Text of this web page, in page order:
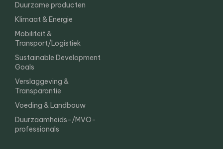
Duurzame producten
Klimaat & Energie
Mobiliteit &
Transport/Logistiek
Sustainable Development
Goals
Verslaggeving &
Transparantie
Voeding & Landbouw
Duurzaamheids-/MVO-
professionals